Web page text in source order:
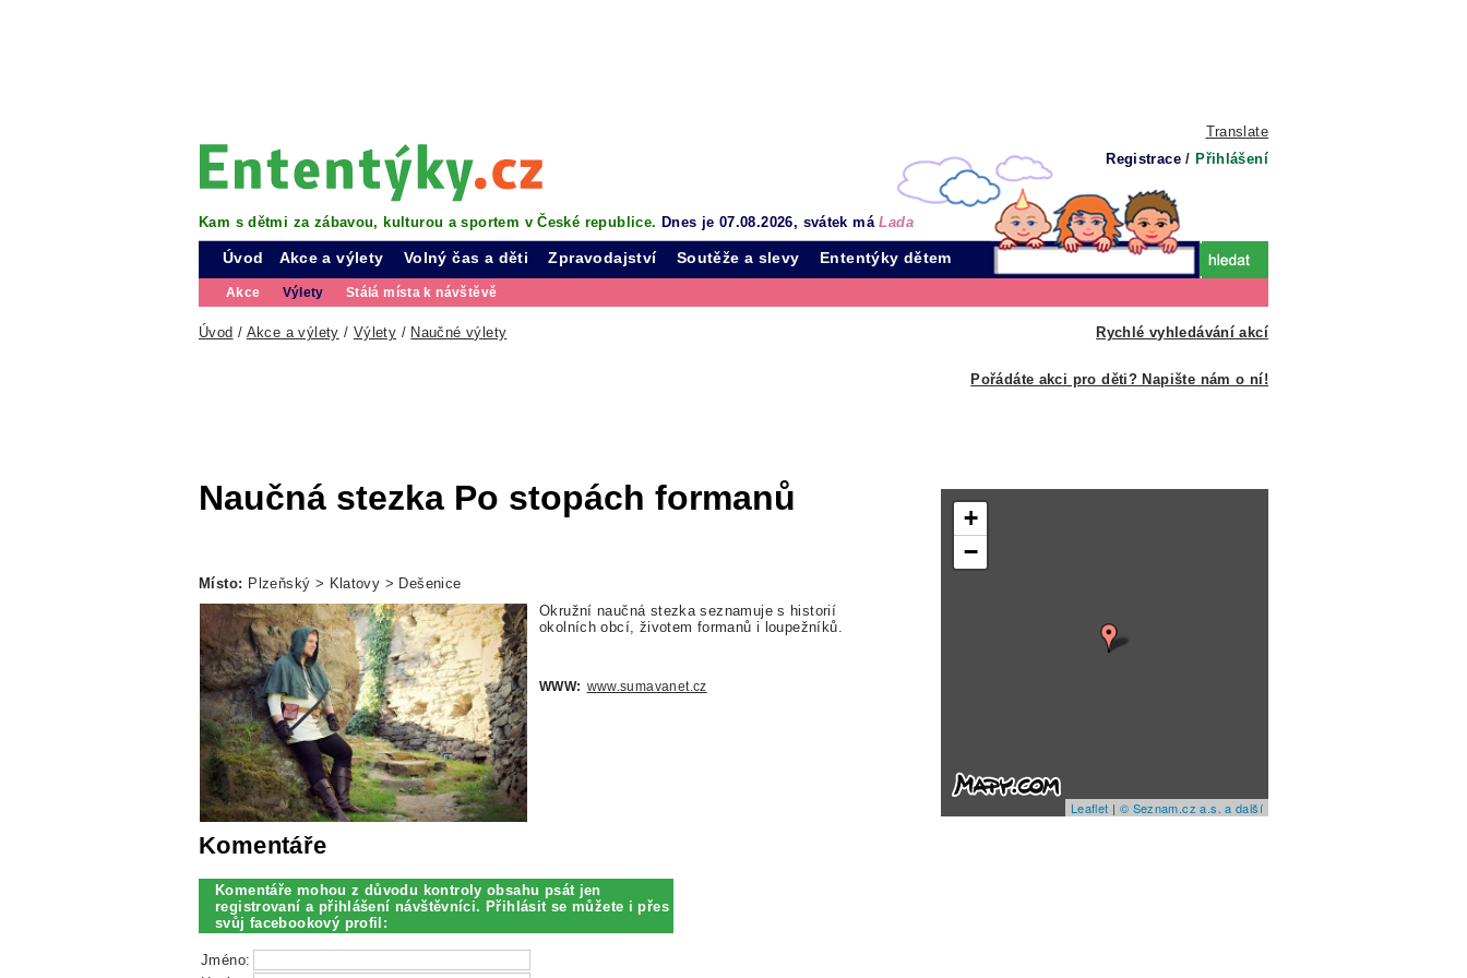
Translate
Registrace / Přihlášení
Kam s dětmi za zábavou, kulturou a sportem v České republice. Dnes je 07.08.2026, svátek máLada
Úvod Akce a výlety
Akce Výlety Stálá místa k návštěvě
Volný čas a děti Zpravodajství Soutěže a slevy Ententýky dětem
Rychlé vyhledávání akcí
Úvod / Akce a výlety / Výlety / Naučné výlety
Pořádáte akci pro děti? Napište nám o ní!
Naučná stezka Po stopách formanů
Místo: Plzeňský > Klatovy > Dešenice
Okružní naučná stezka seznamuje s historií
okolních obcí, životem formanů i loupežníků.
WWW: www.sumavanet.cz
Komentáře
Komentáře mohou z důvodu kontroly obsahu psát jen
registrovaní a přihlášení návštěvníci. Přihlásit se můžete i přes
svůj facebookový profil:
Jméno:
+
−
Leaflet | © Seznam.cz a.s. a další